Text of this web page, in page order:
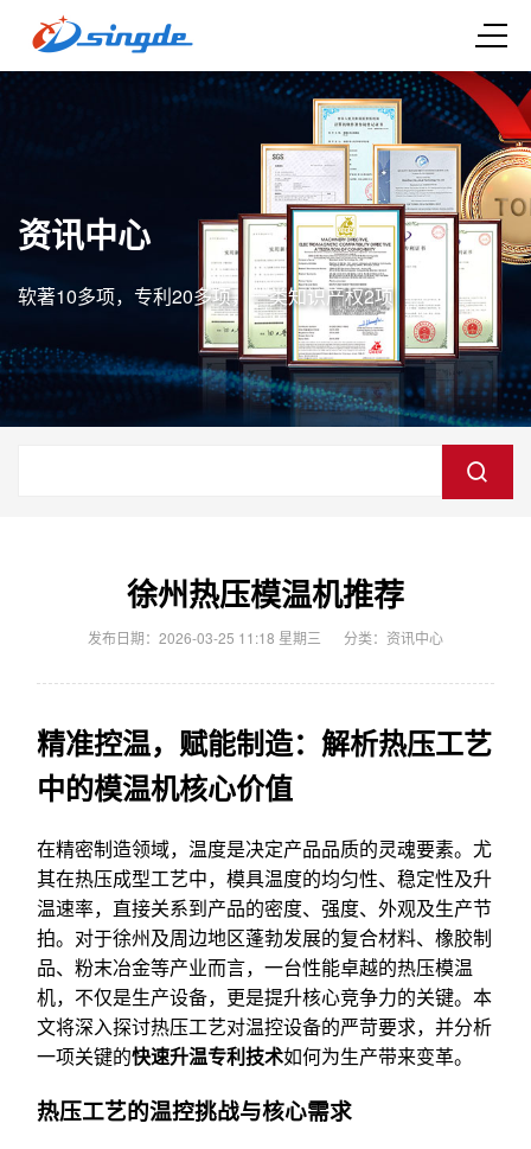
资讯中心
软著10多项，专利20多项，一类知识产权2项
徐州热压模温机推荐
发布日期：2026-03-25 11:18 星期三 分类： 资讯中心
精准控温，赋能制造：解析热压工艺
中的模温机核心价值
在精密制造领域，温度是决定产品品质的灵魂要素。尤
其在热压成型工艺中，模具温度的均匀性、稳定性及升
温速率，直接关系到产品的密度、强度、外观及生产节
拍。对于徐州及周边地区蓬勃发展的复合材料、橡胶制
品、粉末冶金等产业而言，一台性能卓越的热压模温
机，不仅是生产设备，更是提升核心竞争力的关键。本
文将深入探讨热压工艺对温控设备的严苛要求，并分析
一项关键的快速升温专利技术如何为生产带来变革。
热压工艺的温控挑战与核心需求